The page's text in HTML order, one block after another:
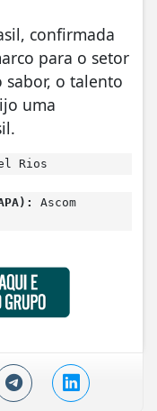
confirmada
para o setor
sabor, o talento
uma
Rios
Ascom